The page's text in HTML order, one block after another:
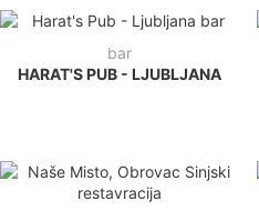
bar
HARAT'S PUB - LJUBLJANA